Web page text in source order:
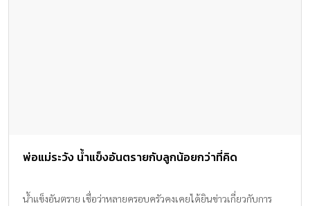
พ่อแม่ระวัง น้ำแข็งอันตรายกับลูกน้อยกว่าที่คิด
น้ำแข็งอันตราย เชื่อว่าหลายครอบครัวคงเคยได้ยินข่าวเกี่ยวกับการ